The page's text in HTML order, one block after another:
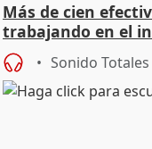
Más de cien
trabajando en el
Sonido Totales